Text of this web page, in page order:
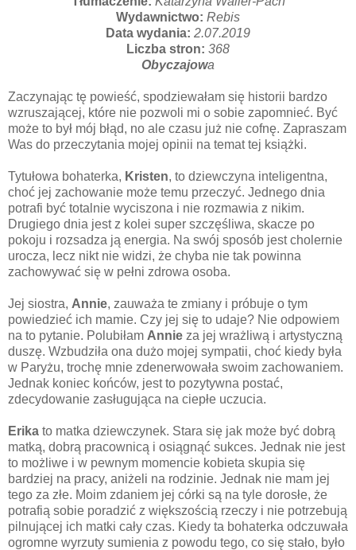
Wydawnictwo: Rebis
Data wydania: 2.07.2019
Liczba stron: 368
Obyczajowa
Zaczynając tę powieść, spodziewałam się historii bardzo
wzruszającej, które nie pozwoli mi o sobie zapomnieć. Być
może to był mój błąd, no ale czasu już nie cofnę. Zapraszam
Was do przeczytania mojej opinii na temat tej książki.
Tytułowa bohaterka, Kristen, to dziewczyna inteligentna,
choć jej zachowanie może temu przeczyć. Jednego dnia
potrafi być totalnie wyciszona i nie rozmawia z nikim.
Drugiego dnia jest z kolei super szczęśliwa, skacze po
pokoju i rozsadza ją energia. Na swój sposób jest cholernie
urocza, lecz nikt nie widzi, że chyba nie tak powinna
zachowywać się w pełni zdrowa osoba.
Jej siostra, Annie, zauważa te zmiany i próbuje o tym
powiedzieć ich mamie. Czy jej się to udaje? Nie odpowiem
na to pytanie. Polubiłam Annie za jej wrażliwą i artystyczną
duszę. Wzbudziła ona dużo mojej sympatii, choć kiedy była
w Paryżu, trochę mnie zdenerwowała swoim zachowaniem.
Jednak koniec końców, jest to pozytywna postać,
zdecydowanie zasługująca na ciepłe uczucia.
Erika to matka dziewczynek. Stara się jak może być dobrą
matką, dobrą pracownicą i osiągnąć sukces. Jednak nie jest
to możliwe i w pewnym momencie kobieta skupia się
bardziej na pracy, aniżeli na rodzinie. Jednak nie mam jej
tego za złe. Moim zdaniem jej córki są na tyle dorosłe, że
potrafią sobie poradzić z większością rzeczy i nie potrzebują
pilnującej ich matki cały czas. Kiedy ta bohaterka odczuwała
ogromne wyrzuty sumienia z powodu tego, co się stało, było